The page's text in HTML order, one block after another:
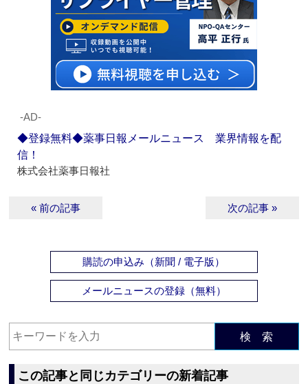
‐AD‐
◆登録無料◆薬事日報メールニュース 業界情報を配
信！
株式会社薬事日報社
« 前の記事 次の記事 »
購読の申込み（新聞 / 電子版）
メールニュースの登録（無料）
検 索
この記事と同じカテゴリーの新着記事